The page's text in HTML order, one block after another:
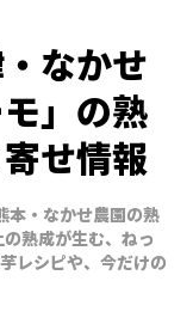
なかせ
」の熟
せ情報
・なかせ農園の熟
熟成が生む、ねっ
レシピや、今だけの